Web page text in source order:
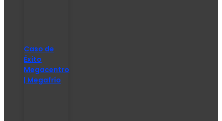
Caso de
Éxito
Megacentro
| Megafrío